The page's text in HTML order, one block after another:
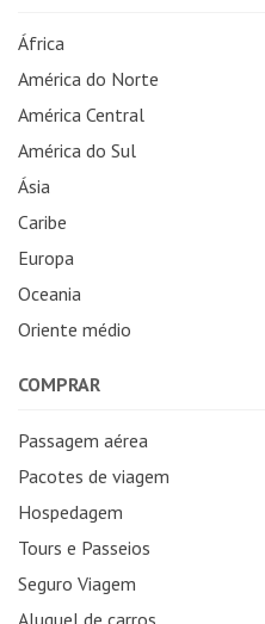
África
América do Norte
América Central
América do Sul
Ásia
Caribe
Europa
Oceania
Oriente médio
COMPRAR
Passagem aérea
Pacotes de viagem
Hospedagem
Tours e Passeios
Seguro Viagem
Aluguel de carros